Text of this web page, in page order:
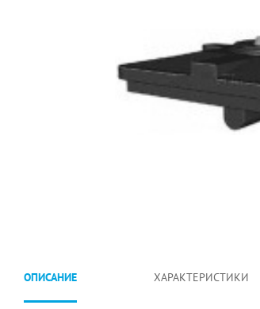
ОПИСАНИЕ ХАРАКТЕРИСТИКИ